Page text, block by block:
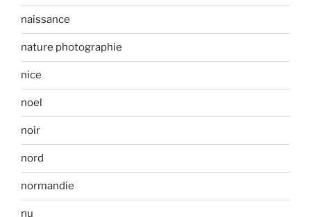
naissance
nature photographie
nice
noel
noir
nord
normandie
nu